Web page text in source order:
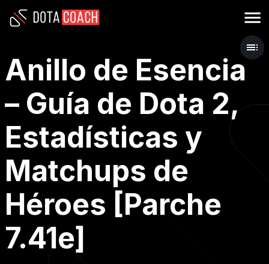
Anillo de Esencia
– Guía de Dota 2,
Estadísticas y
Matchups de
Héroes [Parche
7.41e]